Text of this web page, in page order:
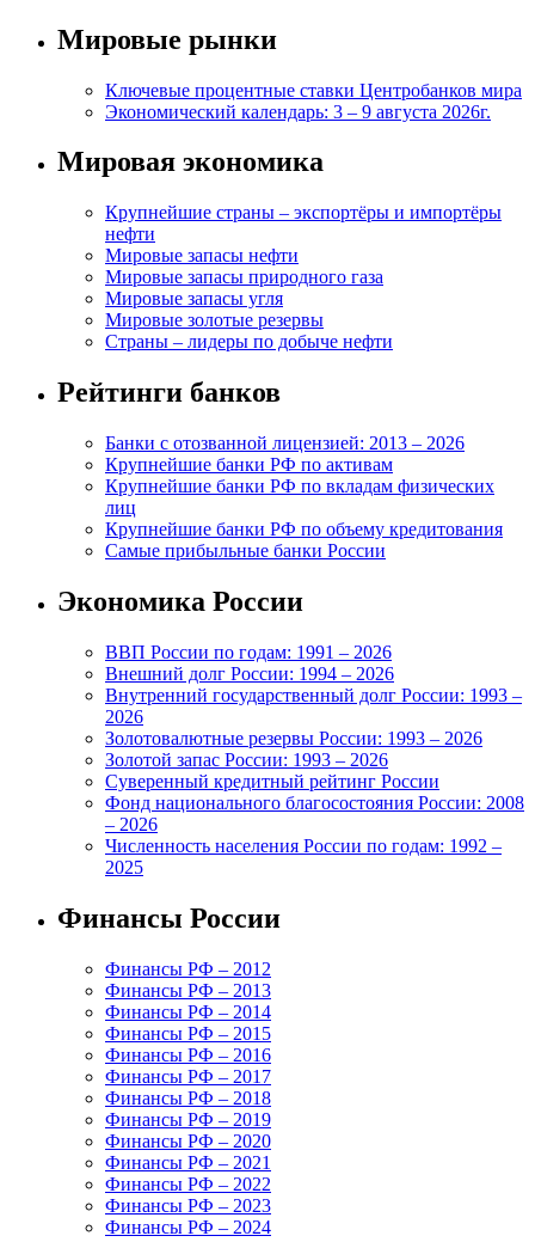
Мировые рынки
Ключевые процентные ставки Центробанков мира
Экономический календарь: 3 – 9 августа 2026г.
Мировая экономика
Крупнейшие страны – экспортёры и импортёры
нефти
Мировые запасы нефти
Мировые запасы природного газа
Мировые запасы угля
Мировые золотые резервы
Страны – лидеры по добыче нефти
Рейтинги банков
Банки с отозванной лицензией: 2013 – 2026
Крупнейшие банки РФ по активам
Крупнейшие банки РФ по вкладам физических
лиц
Крупнейшие банки РФ по объему кредитования
Самые прибыльные банки России
Экономика России
ВВП России по годам: 1991 – 2026
Внешний долг России: 1994 – 2026
Внутренний государственный долг России: 1993 –
2026
Золотовалютные резервы России: 1993 – 2026
Золотой запас России: 1993 – 2026
Суверенный кредитный рейтинг России
Фонд национального благосостояния России: 2008
– 2026
Численность населения России по годам: 1992 –
2025
Финансы России
Финансы РФ – 2012
Финансы РФ – 2013
Финансы РФ – 2014
Финансы РФ – 2015
Финансы РФ – 2016
Финансы РФ – 2017
Финансы РФ – 2018
Финансы РФ – 2019
Финансы РФ – 2020
Финансы РФ – 2021
Финансы РФ – 2022
Финансы РФ – 2023
Финансы РФ – 2024